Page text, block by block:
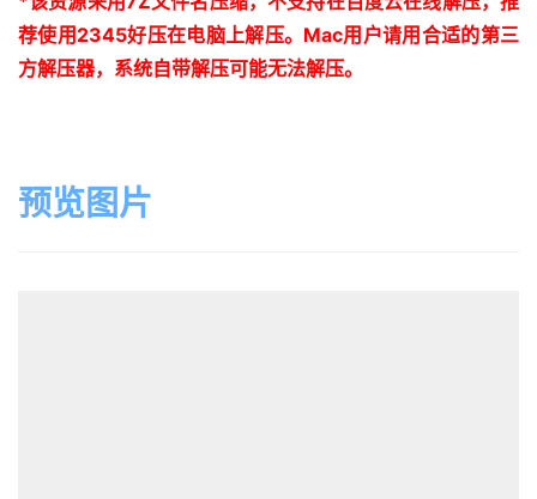
荐使用2345好压在电脑上解压。 Mac用户请用合适的第三
方解压器，系统自带解压可能无法解压。
预览图片